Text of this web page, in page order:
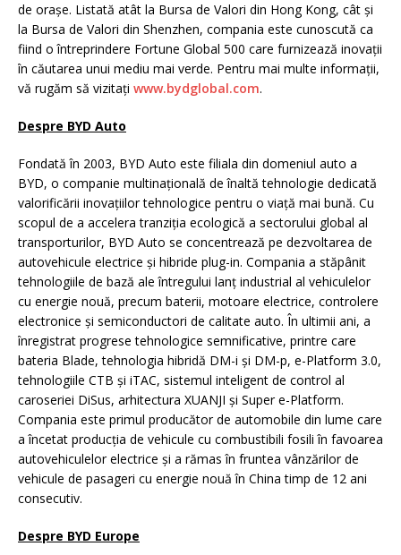
de orașe. Listată atât la Bursa de Valori din Hong Kong, cât și
la Bursa de Valori din Shenzhen, compania este cunoscută ca
fiind o întreprindere Fortune Global 500 care furnizează inovații
în căutarea unui mediu mai verde. Pentru mai multe informații,
vă rugăm să vizitați www.bydglobal.com.
Despre BYD Auto
Fondată în 2003, BYD Auto este filiala din domeniul auto a
BYD, o companie multinațională de înaltă tehnologie dedicată
valorificării inovațiilor tehnologice pentru o viață mai bună. Cu
scopul de a accelera tranziția ecologică a sectorului global al
transporturilor, BYD Auto se concentrează pe dezvoltarea de
autovehicule electrice și hibride plug-in. Compania a stăpânit
tehnologiile de bază ale întregului lanț industrial al vehiculelor
cu energie nouă, precum baterii, motoare electrice, controlere
electronice și semiconductori de calitate auto. În ultimii ani, a
înregistrat progrese tehnologice semnificative, printre care
bateria Blade, tehnologia hibridă DM-i și DM-p, e-Platform 3.0,
tehnologiile CTB și iTAC, sistemul inteligent de control al
caroseriei DiSus, arhitectura XUANJI și Super e-Platform.
Compania este primul producător de automobile din lume care
a încetat producția de vehicule cu combustibili fosili în favoarea
autovehiculelor electrice și a rămas în fruntea vânzărilor de
vehicule de pasageri cu energie nouă în China timp de 12 ani
consecutiv.
Despre BYD Europe